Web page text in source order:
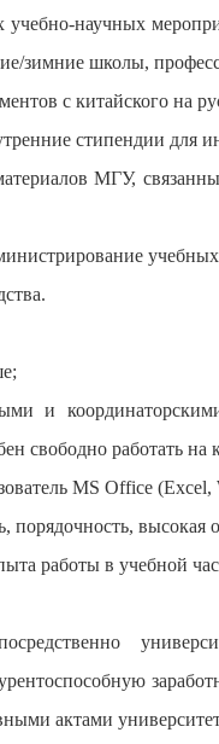
учебно-научных
зимние школы,
с китайского на
стипендии для
МГУ,
и
свободно работать на
MS Office (Exсel,
порядочность, высокая
работы в учебной
актами